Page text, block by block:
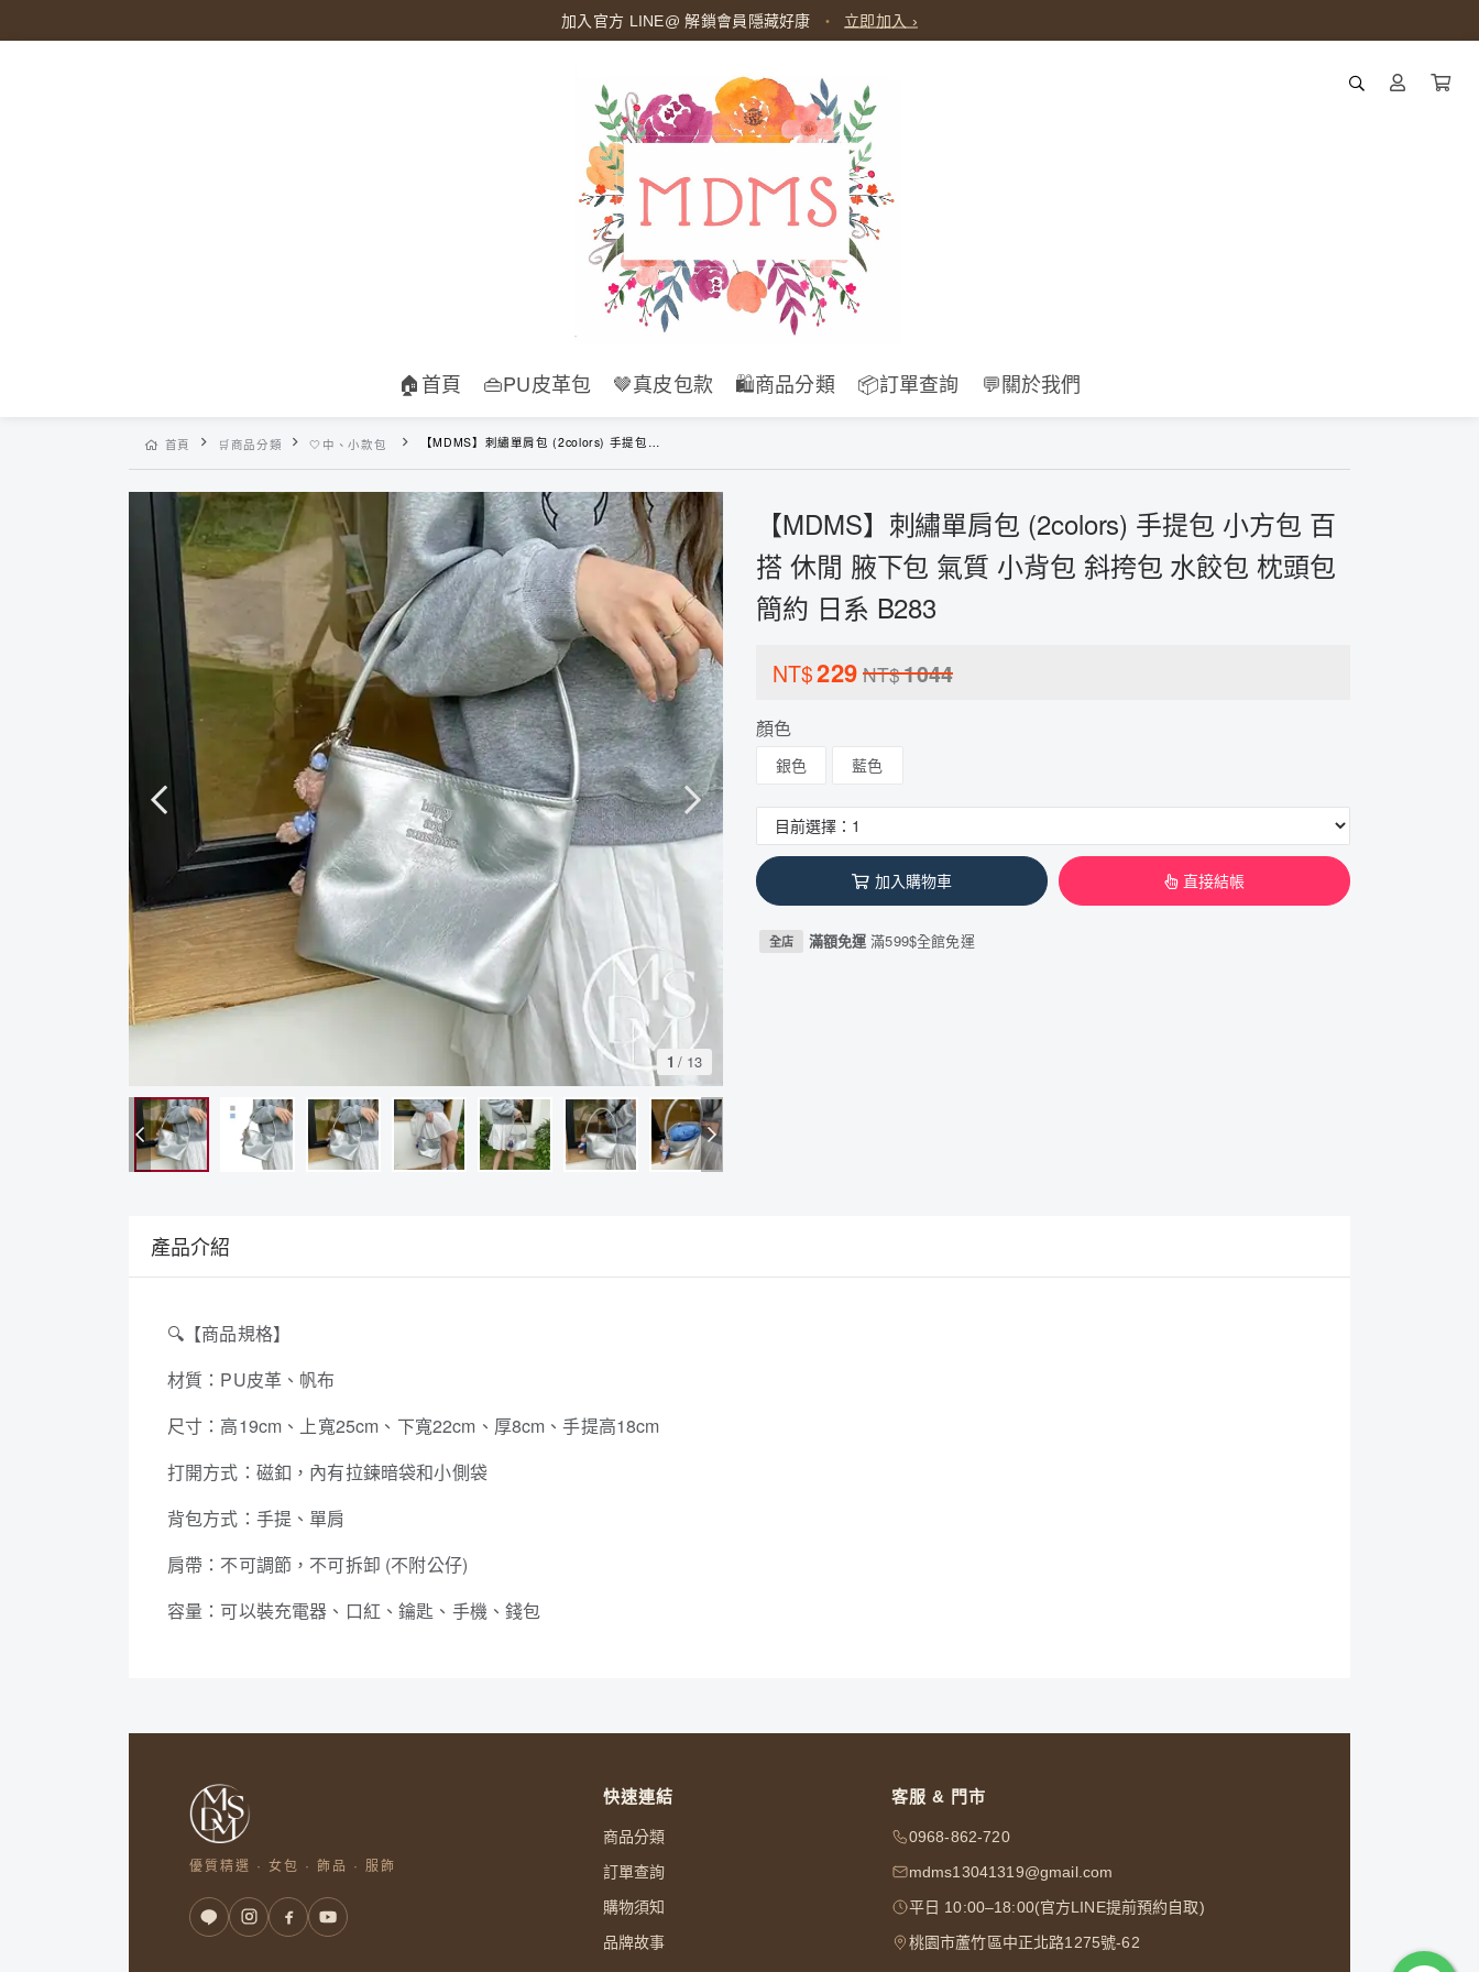
加入官方 LINE@ 解鎖會員隱藏好康 ・ 立即加入 ›
🏠首頁 👜PU皮革包 🤎真皮包款 🛍️商品分類 📦訂單查詢 💬關於我們
首頁 🛒商品分類 🤍中、小款包 【MDMS】刺繡單肩包 (2colors) 手提包 小方包 百搭 休閒 腋下包 氣質 小背包 斜挎包 水餃包 枕頭包 簡約 日系 B283
1 / 13
【MDMS】刺繡單肩包 (2colors) 手提包 小方包 百
搭 休閒 腋下包 氣質 小背包 斜挎包 水餃包 枕頭包
簡約 日系 B283
NT$229 NT$1044
顏色
銀色 藍色
加入購物車 直接結帳
全店 滿額免運滿599$全館免運
產品介紹
🔍 【商品規格】
材質：PU皮革、帆布
尺寸：高19cm、上寬25cm、下寬22cm、厚8cm、手提高18cm
打開方式：磁釦，內有拉鍊暗袋和小側袋
背包方式：手提、單肩
肩帶：不可調節，不可拆卸 (不附公仔)
容量：可以裝充電器、口紅、鑰匙、手機、錢包
優質精選 · 女包 · 飾品 · 服飾
快速連結
商品分類
訂單查詢
購物須知
品牌故事
客服 & 門市
0968-862-720
mdms13041319@gmail.com
平日 10:00–18:00(官方LINE提前預約自取)
桃園市蘆竹區中正北路1275號-62